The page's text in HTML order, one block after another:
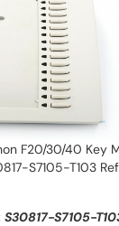
F20/30/40 Key
S7105-T103
S30817-S7105-